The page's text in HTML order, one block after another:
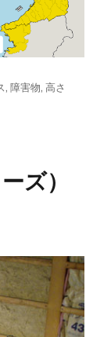
,障害物,高さ
ズ）